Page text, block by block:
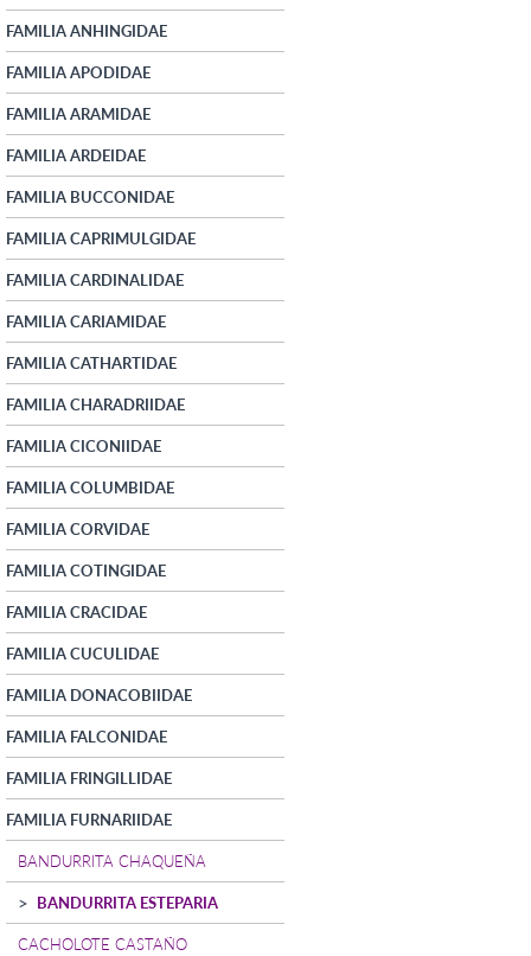
FAMILIA ANHINGIDAE
FAMILIA APODIDAE
FAMILIA ARAMIDAE
FAMILIA ARDEIDAE
FAMILIA BUCCONIDAE
FAMILIA CAPRIMULGIDAE
FAMILIA CARDINALIDAE
FAMILIA CARIAMIDAE
FAMILIA CATHARTIDAE
FAMILIA CHARADRIIDAE
FAMILIA CICONIIDAE
FAMILIA COLUMBIDAE
FAMILIA CORVIDAE
FAMILIA COTINGIDAE
FAMILIA CRACIDAE
FAMILIA CUCULIDAE
FAMILIA DONACOBIIDAE
FAMILIA FALCONIDAE
FAMILIA FRINGILLIDAE
FAMILIA FURNARIIDAE
BANDURRITA CHAQUEÑA
BANDURRITA ESTEPARIA
CACHOLOTE CASTAÑO